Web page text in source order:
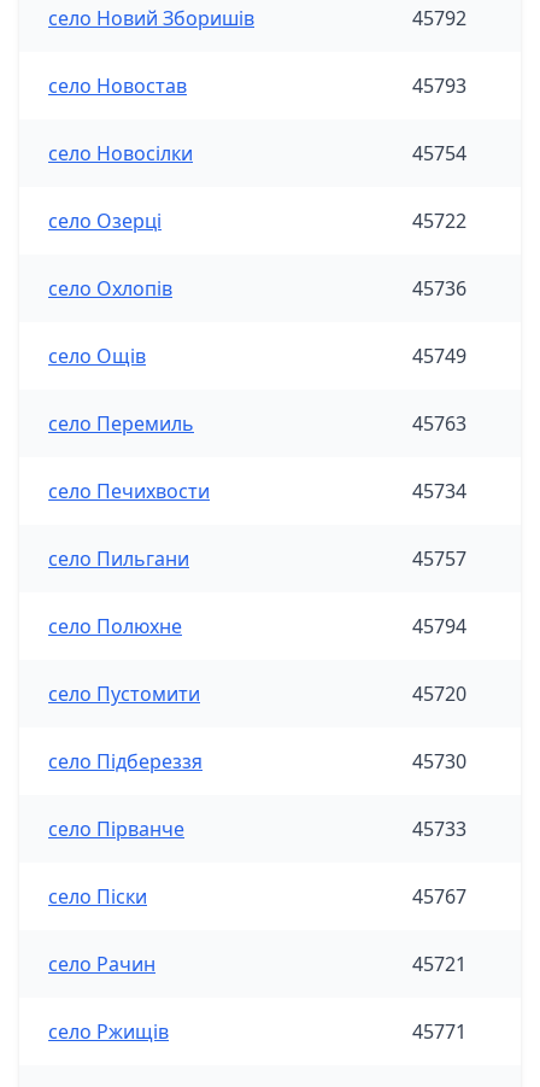
село Новий Зборишів 45792
село Новостав 45793
село Новосілки 45754
село Озерці 45722
село Охлопів 45736
село Ощів 45749
село Перемиль 45763
село Печихвости 45734
село Пильгани 45757
село Полюхне 45794
село Пустомити 45720
село Підбереззя 45730
село Пірванче 45733
село Піски 45767
село Рачин 45721
село Ржищів 45771